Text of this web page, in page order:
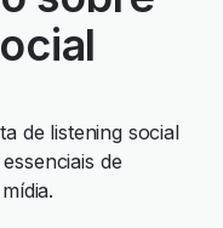
de listening social
de